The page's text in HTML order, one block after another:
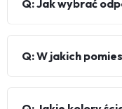
Q: Jak wybrać
Q: W jakich